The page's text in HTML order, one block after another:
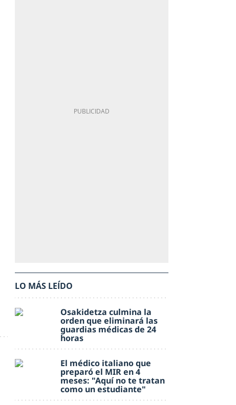
LO MÁS LEÍDO
Osakidetza culmina la
orden que eliminará las
guardias médicas de 24
horas
El médico italiano que
preparó el MIR en 4
meses: "Aquí no te tratan
como un estudiante"